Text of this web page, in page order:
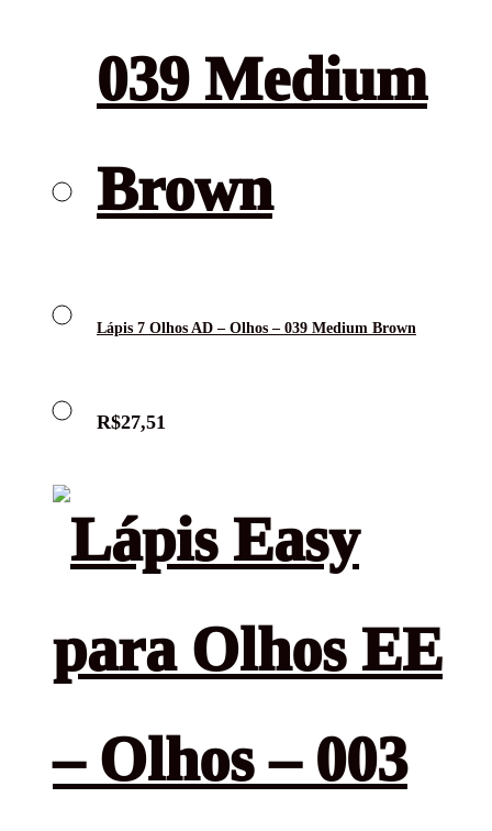
Lápis 7 Olhos AD – Olhos – 039 Medium Brown
R$27,51